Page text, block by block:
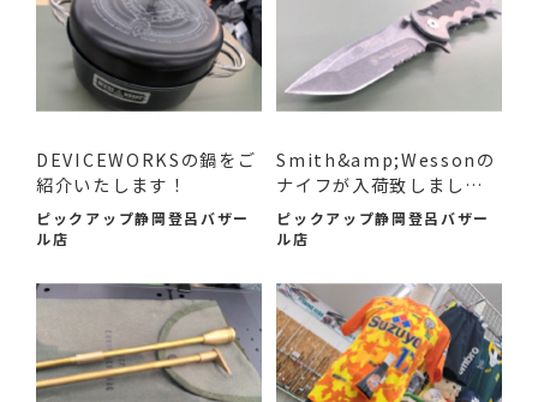
DEVICEWORKSの鍋をご
紹介いたします！
ピックアップ静岡登呂バザー
ル店
Smith&amp;Wessonの
ナイフが入荷致しまし
た！
ピックアップ静岡登呂バザー
ル店